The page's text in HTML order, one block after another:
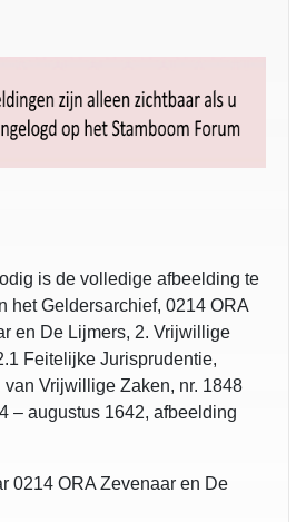
is de volledige afbeelding te
het Geldersarchief, 0214 ORA
en De Lijmers, 2. Vrijwillige
Feitelijke Jurisprudentie,
van Vrijwillige Zaken, nr. 1848
– augustus 1642, afbeelding
0214 ORA Zevenaar en De